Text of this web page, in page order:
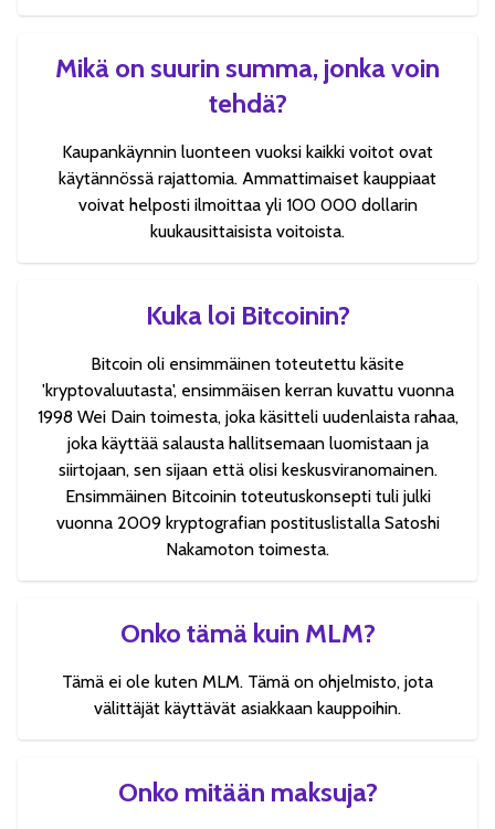
Mikä on suurin summa, jonka voin
tehdä?
Kaupankäynnin luonteen vuoksi kaikki voitot ovat
käytännössä rajattomia. Ammattimaiset kauppiaat
voivat helposti ilmoittaa yli 100 000 dollarin
kuukausittaisista voitoista.
Kuka loi Bitcoinin?
Bitcoin oli ensimmäinen toteutettu käsite
'kryptovaluutasta', ensimmäisen kerran kuvattu vuonna
1998 Wei Dain toimesta, joka käsitteli uudenlaista rahaa,
joka käyttää salausta hallitsemaan luomistaan ja
siirtojaan, sen sijaan että olisi keskusviranomainen.
Ensimmäinen Bitcoinin toteutuskonsepti tuli julki
vuonna 2009 kryptografian postituslistalla Satoshi
Nakamoton toimesta.
Onko tämä kuin MLM?
Tämä ei ole kuten MLM. Tämä on ohjelmisto, jota
välittäjät käyttävät asiakkaan kauppoihin.
Onko mitään maksuja?